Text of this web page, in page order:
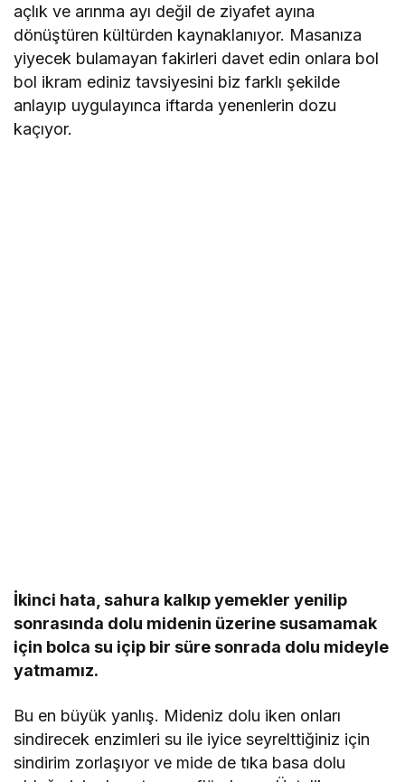
açlık ve arınma ayı değil de ziyafet ayına
dönüştüren kültürden kaynaklanıyor. Masanıza
yiyecek bulamayan fakirleri davet edin onlara bol
bol ikram ediniz tavsiyesini biz farklı şekilde
anlayıp uygulayınca iftarda yenenlerin dozu
kaçıyor.
İkinci hata, sahura kalkıp yemekler yenilip
sonrasında dolu midenin üzerine susamamak
için bolca su içip bir süre sonrada dolu mideyle
yatmamız.
Bu en büyük yanlış. Mideniz dolu iken onları
sindirecek enzimleri su ile iyice seyrelttiğiniz için
sindirim zorlaşıyor ve mide de tıka basa dolu